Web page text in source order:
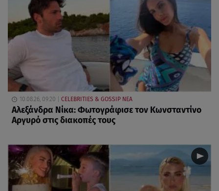
10.08.26, 09:20 CELEBRITIES & GOSSIP ΝΕΑ
Αλεξάνδρα Νίκα: Φωτογράφισε τον Κωνσταντίνο
Αργυρό στις διακοπές τους